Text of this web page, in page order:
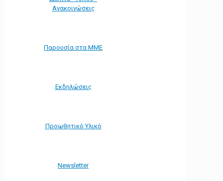
Ανακοινώσεις
Παρουσία στα ΜΜΕ
Εκδηλώσεις
Προωθητικό Υλικό
Νewsletter